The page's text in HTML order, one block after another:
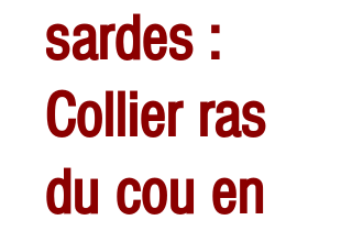
sardes :
Collier ras
du cou en